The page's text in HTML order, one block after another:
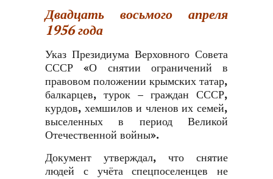
Двадцать восьмого апреля
1956 года
Указ Президиума Верховного Совета
СССР «О снятии ограничений в
правовом положении крымских татар,
балкарцев, турок – граждан СССР,
курдов, хемшилов и членов их семей,
выселенных в период Великой
Отечественной войны».
Документ утверждал, что снятие
людей с учёта спецпоселенцев не